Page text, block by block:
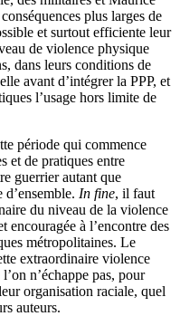
plus larges de
et surtout efficiente leur
de violence physique
dans leurs conditions de
avant d’intégrer la PPP, et
l’usage hors limite de
période qui commence
et de pratiques entre
guerrier autant que
In fine, il faut
du niveau de la violence
encouragée à l’encontre des
métropolitaines. Le
extraordinaire violence
n’échappe pas, pour
organisation raciale, quel
auteurs.